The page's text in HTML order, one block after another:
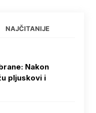
NAJČITANIJE
Nakon
pljuskovi i